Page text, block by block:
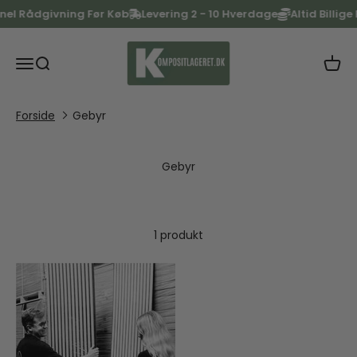
Spring til indhold
Rådgivning Før Køb Levering 2 - 10 Hverdage Altid Billige
Menu
Søg
KOMPOSITlageret
Kurv
Forside Gebyr
1 produkt